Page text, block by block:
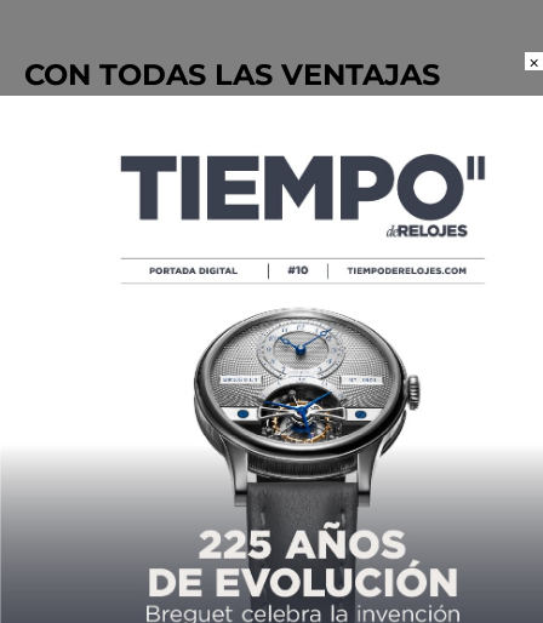
CON TODAS LAS VENTAJAS
Como sus antecesores,el TAG Heuer Connected
Calibre E5 45 mm x Formula 1 ofrece todas las
smartwatchde primer nivel
que ofrece dos días de
autonomía con rendimiento completo y tres días en modo
de bajo consumo. Se carga al 100% en 90 minutos a
temperaturas entre 15° y 45°C.
×